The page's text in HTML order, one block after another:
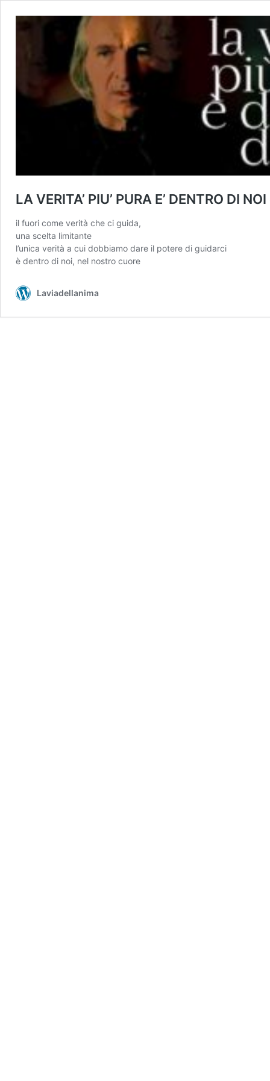
LA VERITA’ PIU’ PURA E’ DENTRO DI
il fuori come verità che ci guida,
una scelta limitante
l’unica verità a cui dobbiamo dare il potere di guidarci
è dentro di noi, nel nostro cuore
Laviadellanima